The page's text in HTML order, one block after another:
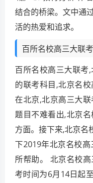
结合的桥梁。文中通
活的热爱和追求。
百所名校高三大联考
百所名校高三大联考
的联考科目,北京名
在北京,北京高三大
题目不难看出,北京
方面。接下来,北京名
下2019年北京名校
所帮助。 北京名校
考时间为6月14日起